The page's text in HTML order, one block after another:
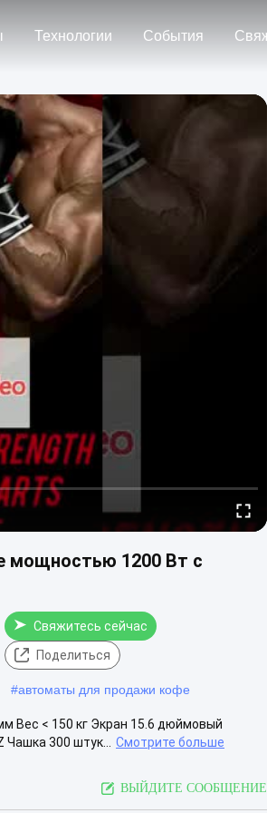
Технологии События
мощностью 1200 Вт с
Свяжитесь сейчас
Поделиться
#автоматы для продажи кофе
Вес < 150 кг Экран 15.6 дюймовый
300 штук...
Смотрите больше
ВЫЙДИТЕ СООБЩЕНИЕ